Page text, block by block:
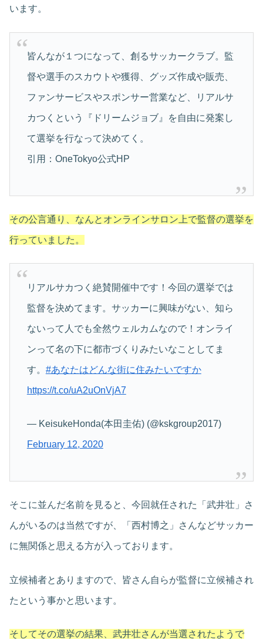
います。
皆んなが１つになって、創るサッカークラブ。監
督や選手のスカウトや獲得、グッズ作成や販売、
ファンサービスやスポンサー営業など、リアルサ
カつくという『ドリームジョブ』を自由に発案し
て選挙を行なって決めてく。
引用：OneTokyo公式HP
その公言通り、なんとオンラインサロン上で監督の選挙を
行っていました。
リアルサカつく絶賛開催中です！今回の選挙では
監督を決めてます。サッカーに興味がない、知ら
ないって人でも全然ウェルカムなので！オンライ
ンって名の下に都市づくりみたいなことしてま
す。 #あなたはどんな街に住みたいですか
https://t.co/uA2uOnVjA7
— KeisukeHonda(本田圭佑) (@kskgroup2017)
February 12, 2020
そこに並んだ名前を見ると、今回就任された「武井壮」さ
んがいるのは当然ですが、「西村博之」さんなどサッカー
に無関係と思える方が入っております。
立候補者とありますので、皆さん自らが監督に立候補され
たという事かと思います。
そしてその選挙の結果、武井壮さんが当選されたようで